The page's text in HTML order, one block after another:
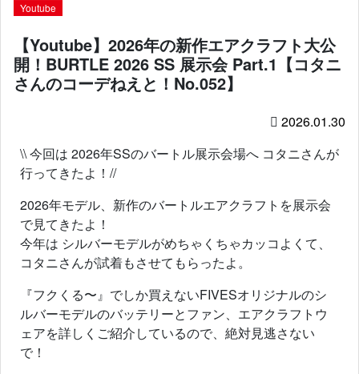
Youtube
【Youtube】2026年の新作エアクラフト大公
開！BURTLE 2026 SS 展示会 Part.1【コタニ
さんのコーデねえと！No.052】
2026.01.30
\\ 今回は 2026年SSのバートル展示会場へ コタニさんが
行ってきたよ！//
2026年モデル、新作のバートルエアクラフトを展示会
で見てきたよ！
今年は シルバーモデルがめちゃくちゃカッコよくて、
コタニさんが試着もさせてもらったよ。
『フクくる〜』でしか買えないFIVESオリジナルのシ
ルバーモデルのバッテリーとファン、エアクラフトウ
ェアを詳しくご紹介しているので、絶対見逃さない
で！